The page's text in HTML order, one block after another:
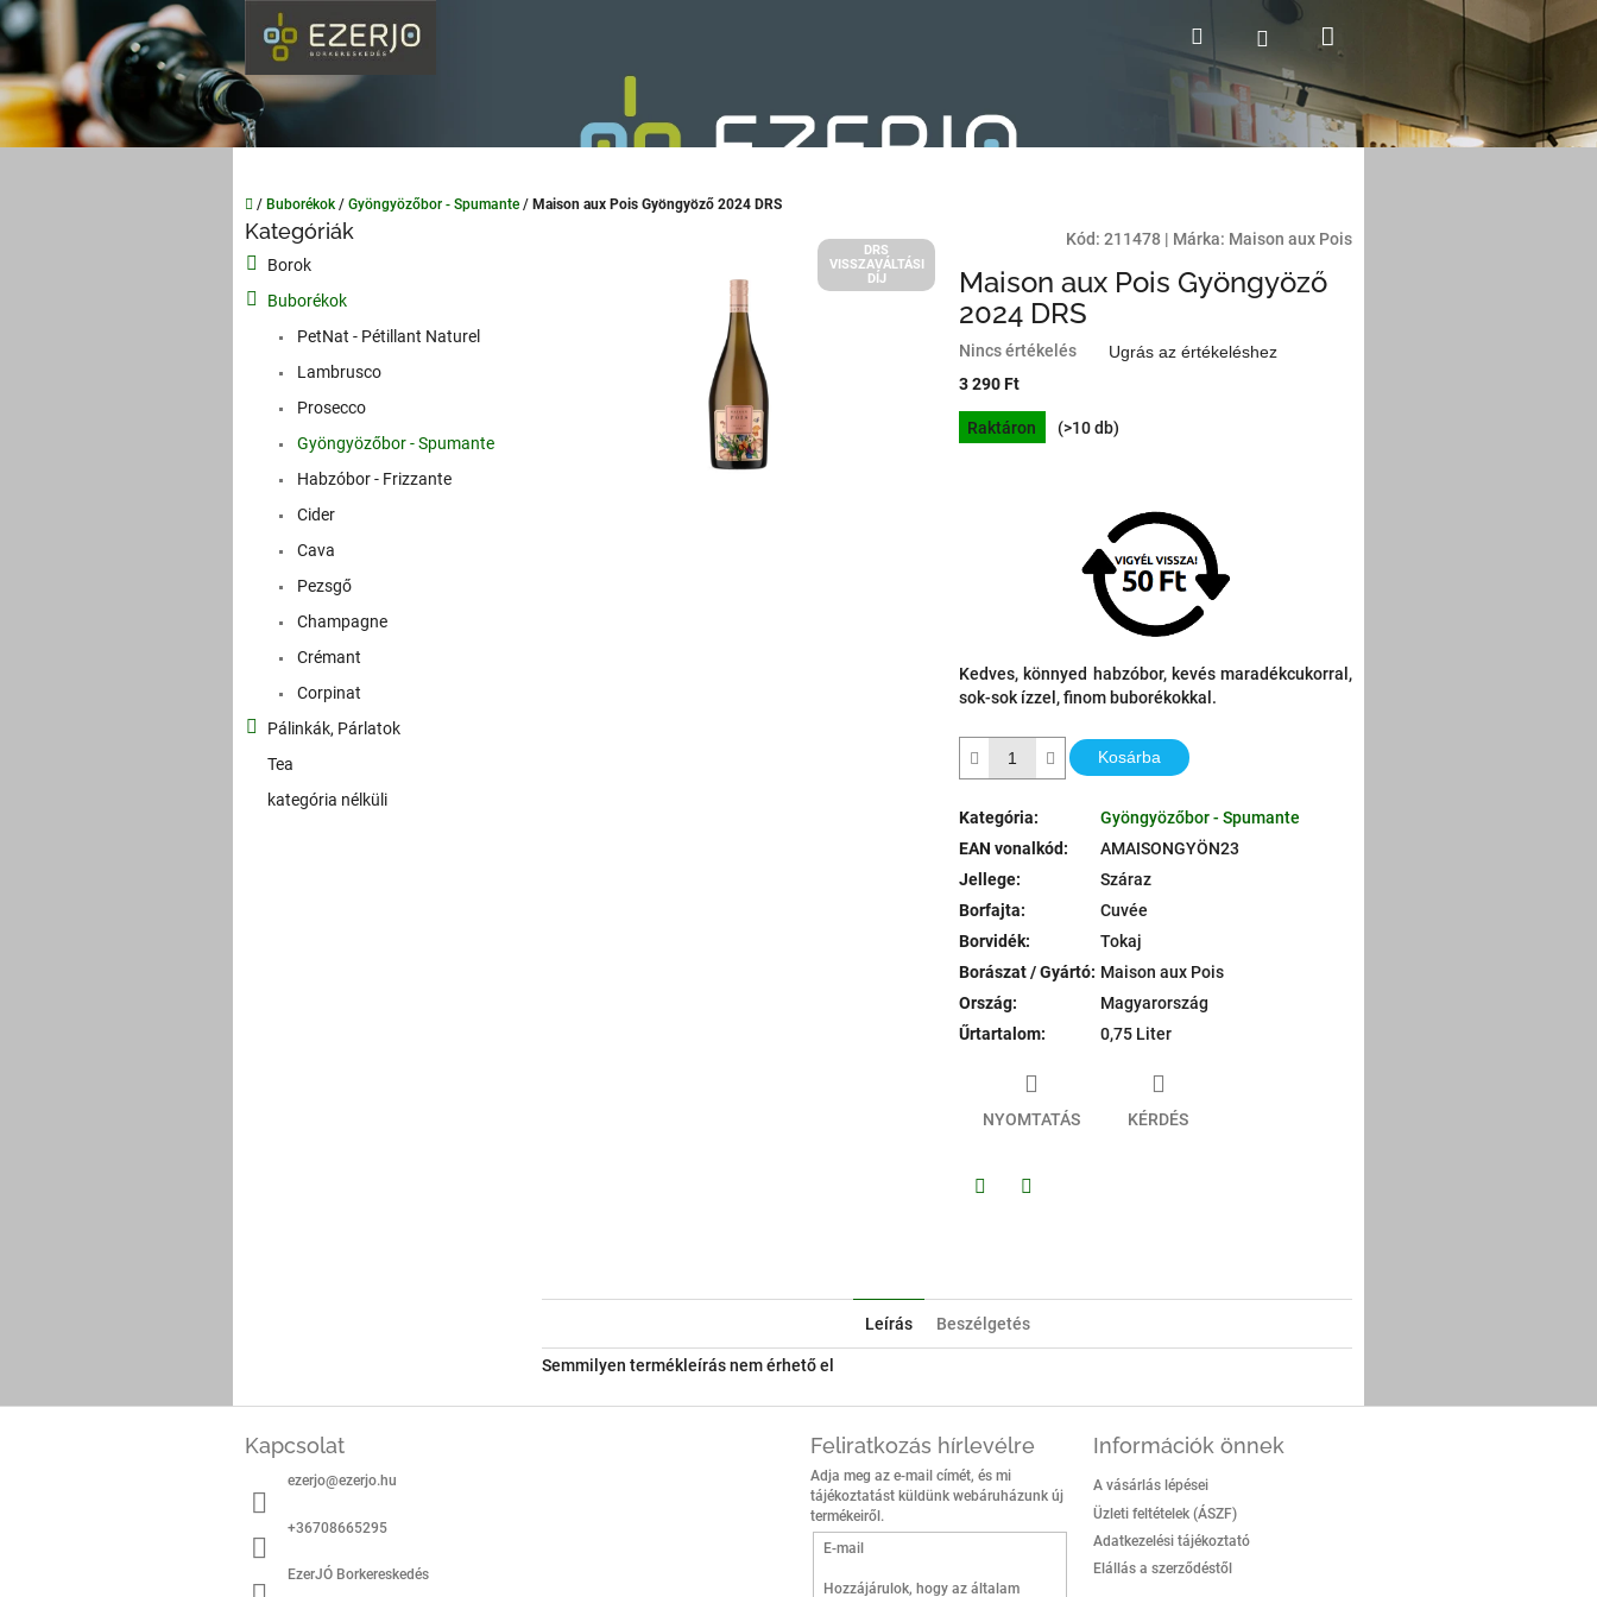
Ugrás
a
tartalomhoz
Keresés Bejelentkezés
Kezdőlap
/ Buborékok / Gyöngyözőbor - Spumante / Maison aux Pois Gyöngyöző 2024 DRS
OKategóriák
átugrása
Kategóriák
Borok
Buborékok
PetNat - Pétillant Naturel
Lambrusco
Prosecco
Gyöngyözőbor - Spumante
Habzóbor - Frizzante
Cider
Cava
Pezsgő
Champagne
Crémant
Corpinat
Pálinkák, Párlatok
Tea
kategória nélküli
DRS
VISSZAVÁLTÁSI
DÍJ
Kód: 211478 | Márka: Maison aux Pois
Maison aux Pois Gyöngyöző
2024 DRS
A
átlagos
értékelése
5-
Nincs értékelés
Ugrás az értékeléshez
3 290 Ft
Egységár:
Raktáron
(>10 db)
Kedves, könnyed habzóbor, kevés maradékcukorral,
sok-sok ízzel, finom buborékokkal.
Kosárba
Kategória:
Gyöngyözőbor - Spumante
EAN vonalkód:
AMAISONGYÖN23
Jellege:
Száraz
Borfajta:
Cuvée
Borvidék:
Tokaj
Borászat / Gyártó: Maison aux Pois
Ország:
Magyarország
Űrtartalom: 0,75 Liter
NYOMTATÁS KÉRDÉS
Leírás Beszélgetés
Semmilyen termékleírás nem érhető el
Kapcsolat
ezerjo@ezerjo.hu
+36708665295
EzerJÓ Borkereskedés
Feliratkozás hírlevélre
Adja meg az e-mail címét, és mi
tájékoztatást küldünk webáruházunk új
termékeiről.
E-mail
Hozzájárulok, hogy az általam
Információk önnek
A vásárlás lépései
Üzleti feltételek (ÁSZF)
Adatkezelési tájékoztató
Elállás a szerződéstől